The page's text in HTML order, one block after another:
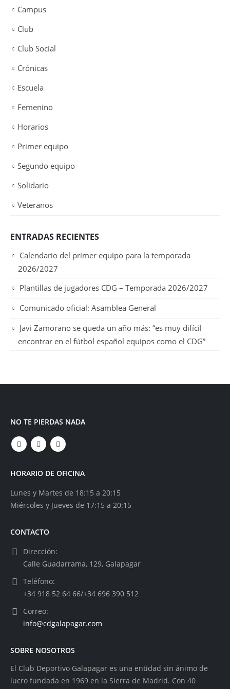
Campus
Club
Club Social
Crónicas
Escuela
Femenino
Horarios
Primer equipo
Segundo equipo
Solidario
Veteranos
ENTRADAS RECIENTES
Calendario del primer equipo para la temporada
2026/2027
Plantillas de jugadores CDG – Temporada 2026/2027
Comunicado oficial: Asamblea General
Javi Zamorano se queda un año más: “es muy difícil
encontrar en el fútbol español equipos como el CDG”
NO TE PIERDAS NADA
HORARIO DE OFICINA
Lunes y Martes de 18:15 a 20:15
Miércoles y Jueves de 17:15 a 20:15
CONTACTO
Dirección:
Calle Guadarrama, 129, Galapagar
Teléfono:
+34 918 52 64 66/+34 696 390 512
Correo:
info@cdgalapagar.com
SOBRE NOSOTROS
El Club Deportivo Galapagar es una entidad sin ánimo de
lucro fundada en 1969 en la Sierra de Madrid. Con 40